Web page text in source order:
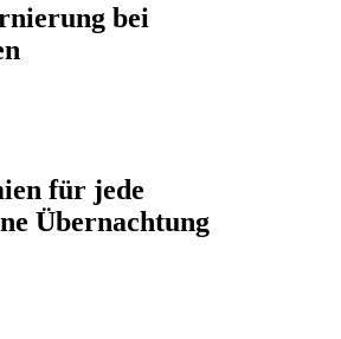
bei
für jede
Übernachtung